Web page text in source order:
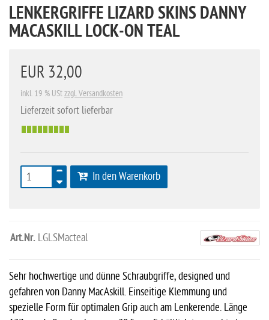
LENKERGRIFFE LIZARD SKINS DANNY
MACASKILL LOCK-ON TEAL
EUR 32,00
inkl. 19 % UStzzgl. Versandkosten
Lieferzeit sofort lieferbar
In den Warenkorb
Art.Nr. LGLSMacteal
Sehr hochwertige und dünne Schraubgriffe, designed und
gefahren von Danny MacAskill. Einseitige Klemmung und
spezielle Form für optimalen Grip auch am Lenkerende. Länge